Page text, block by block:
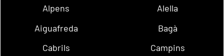
Alpens
Alella
Aiguafreda
Bagà
Cabrils
Campins